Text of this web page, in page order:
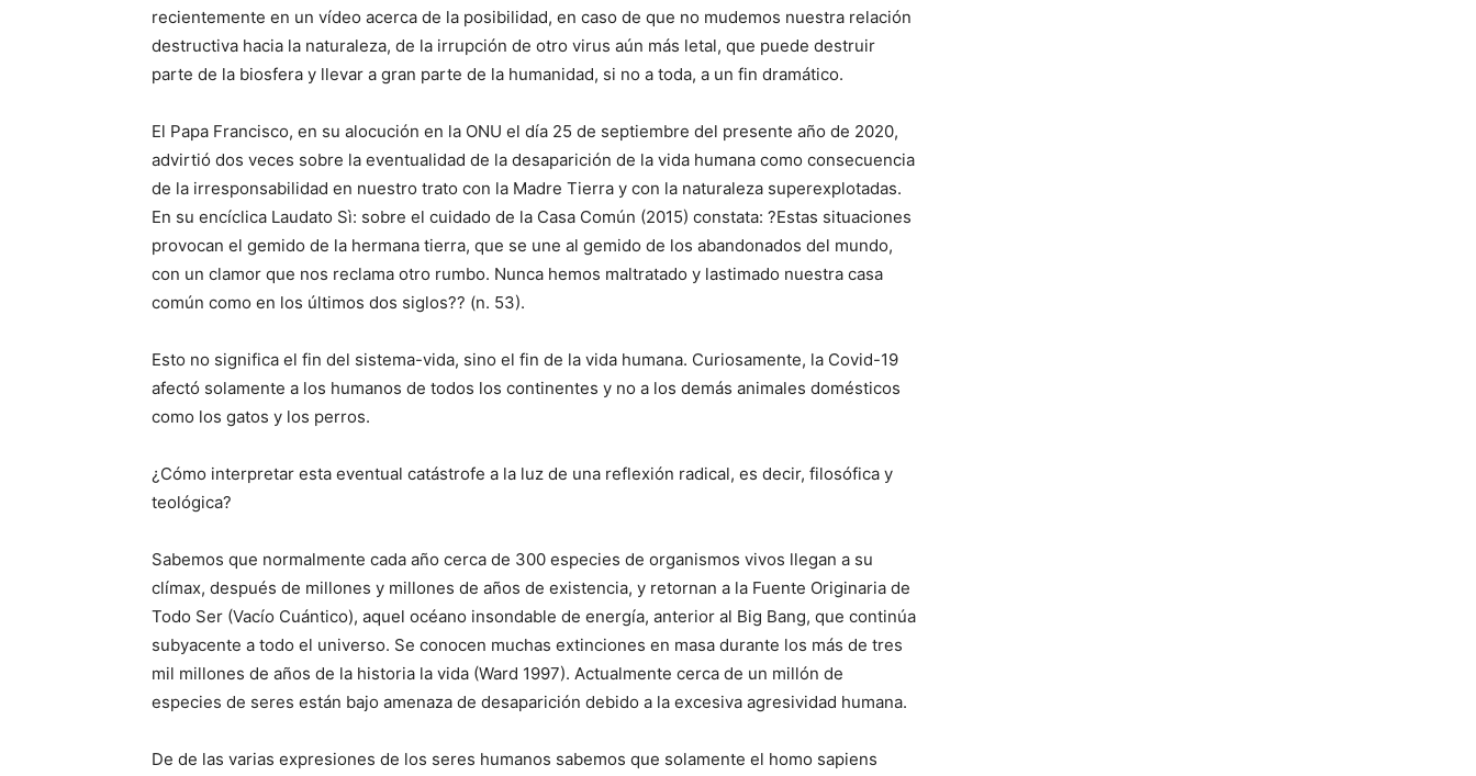
recientemente en un vídeo acerca de la posibilidad, en caso de que no mudemos nuestra relación
destructiva hacia la naturaleza, de la irrupción de otro virus aún más letal, que puede destruir
parte de la biosfera y llevar a gran parte de la humanidad, si no a toda, a un fin dramático.
El Papa Francisco, en su alocución en la ONU el día 25 de septiembre del presente año de 2020,
advirtió dos veces sobre la eventualidad de la desaparición de la vida humana como consecuencia
de la irresponsabilidad en nuestro trato con la Madre Tierra y con la naturaleza superexplotadas.
En su encíclica Laudato Sì: sobre el cuidado de la Casa Común (2015) constata: ?Estas situaciones
provocan el gemido de la hermana tierra, que se une al gemido de los abandonados del mundo,
con un clamor que nos reclama otro rumbo. Nunca hemos maltratado y lastimado nuestra casa
común como en los últimos dos siglos?? (n. 53).
Esto no significa el fin del sistema-vida, sino el fin de la vida humana. Curiosamente, la Covid-19
afectó solamente a los humanos de todos los continentes y no a los demás animales domésticos
como los gatos y los perros.
¿Cómo interpretar esta eventual catástrofe a la luz de una reflexión radical, es decir, filosófica y
teológica?
Sabemos que normalmente cada año cerca de 300 especies de organismos vivos llegan a su
clímax, después de millones y millones de años de existencia, y retornan a la Fuente Originaria de
Todo Ser (Vacío Cuántico), aquel océano insondable de energía, anterior al Big Bang, que continúa
subyacente a todo el universo. Se conocen muchas extinciones en masa durante los más de tres
mil millones de años de la historia la vida (Ward 1997). Actualmente cerca de un millón de
especies de seres están bajo amenaza de desaparición debido a la excesiva agresividad humana.
De de las varias expresiones de los seres humanos sabemos que solamente el homo sapiens